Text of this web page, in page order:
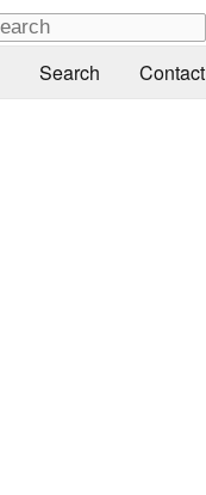
Search Contact